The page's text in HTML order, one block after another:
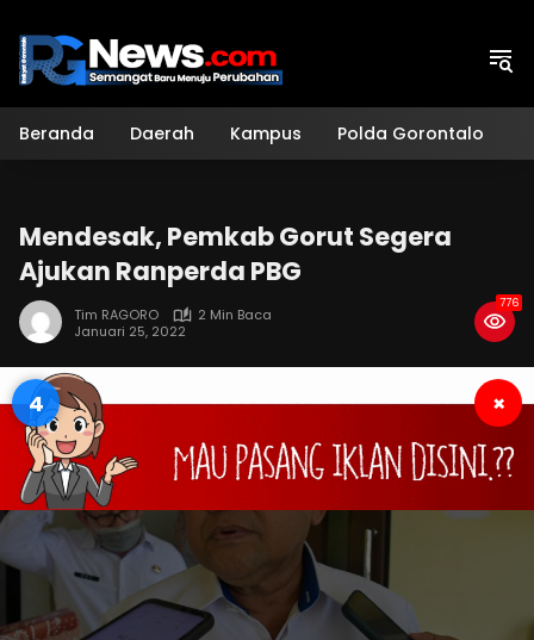
konten
Beranda Daerah Kampus Polda Gorontalo
Mendesak, Pemkab Gorut Segera
Ajukan Ranperda PBG
Tim RAGORO
2 Min Baca
Januari 25, 2022
776
3 ×